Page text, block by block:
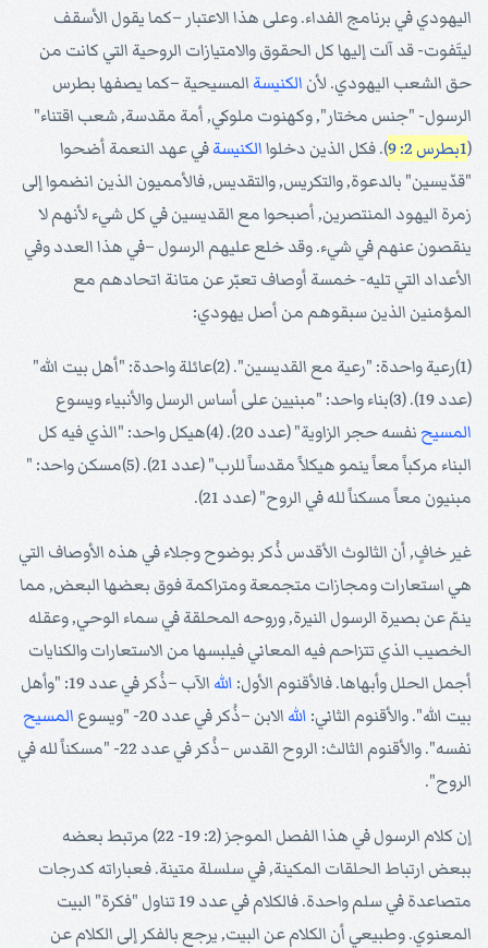
اليهودي في برنامج الفداء. وعلى هذا الاعتبار –كما يقول الأسقف
ليتَفوت- قد آلت إليها كل الحقوق والامتيازات الروحية التي كانت من
حق الشعب اليهودي. لأن الكنيسة المسيحية –كما يصفها بطرس
الرسول- "جنس مختار", وكهنوت ملوكي, أمة مقدسة, شعب اقتناء"
(1بطرس 2: 9 ). فكل الذين دخلواالكنيسةفي عهد النعمة أضحوا
"قدّيسين" بالدعوة, والتكريس, والتقديس, فالأمميون الذين انضموا إلى
زمرة اليهود المنتصرين, أصبحوا مع القديسين في كل شيء لأنهم لا
ينقصون عنهم في شيء. وقد خلع عليهم الرسول –في هذا العدد وفي
الأعداد التي تليه- خمسة أوصاف تعبّر عن متانة اتحادهم مع
المؤمنين الذين سبقوهم من أصل يهودي:
(1)رعية واحدة: "رعية مع القديسين". (2)عائلة واحدة: "أهل بيت الله"
(عدد 19). (3)بناء واحد: "مبنيين على أساس الرسل والأنبياء ويسوع
المسيح
نفسه حجر الزاوية" (عدد 20). (4)هيكل واحد: "الذي فيه كل
البناء مركباً معاً ينمو هيكلاً مقدساً للرب" (عدد 21). (5)مسكن واحد: "
مبنيون معاً مسكناً لله في الروح" (عدد 21).
غير خافٍ, أن الثالوث الأقدس ذُكر بوضوح وجلاء في هذه الأوصاف التي
هي استعارات ومجازات متجمعة ومتراكمة فوق بعضها البعض, مما
ينمّ عن بصيرة الرسول النيرة, وروحه المحلقة في سماء الوحي, وعقله
الخصيب الذي تتزاحم فيه المعاني فيلبسها من الاستعارات والكنايات
أجمل الحلل وأبهاها. فالأقنوم الأول: الله
الآب –ذُكر في عدد 19: "وأهل
بيت الله". والأقنوم الثاني: الله الابن –ذُكر في عدد 20- "ويسوع
المسيح
نفسه". والأقنوم الثالث: الروح القدس –ذُكر في عدد 22- "مسكناً لله في
الروح".
إن كلام الرسول في هذا الفصل الموجز (2: 19- 22) مرتبط بعضه
ببعض ارتباط الحلقات المكينة, في سلسلة متينة. فعباراته كدرجات
متصاعدة في سلم واحدة. فالكلام في عدد 19 تناول "فكرة" البيت
المعنوي. وطبيعي أن الكلام عن البيت, يرجع بالفكر إلى الكلام عن